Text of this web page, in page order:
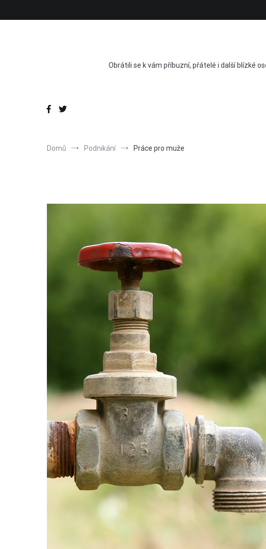
Obrátili se k vám příbuzní, přátelé i další blízké
Domů Podnikání Práce pro muže